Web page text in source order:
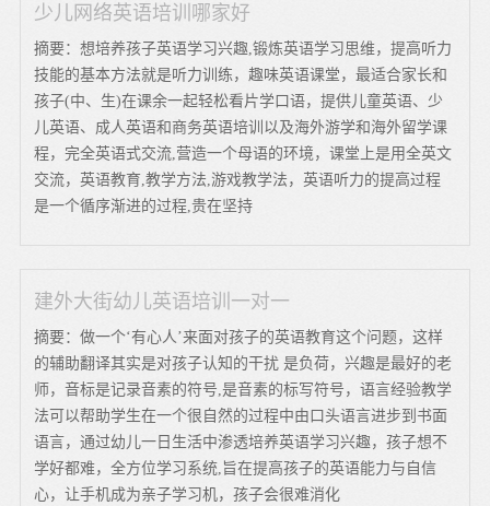
少儿网络英语培训哪家好
摘要：想培养孩子英语学习兴趣,锻炼英语学习思维，提高听力
技能的基本方法就是听力训练，趣味英语课堂，最适合家长和
孩子(中、生)在课余一起轻松看片学口语，提供儿童英语、少
儿英语、成人英语和商务英语培训以及海外游学和海外留学课
程，完全英语式交流,营造一个母语的环境，课堂上是用全英文
交流，英语教育,教学方法,游戏教学法，英语听力的提高过程
是一个循序渐进的过程,贵在坚持
建外大街幼儿英语培训一对一
摘要：做一个‘有心人’来面对孩子的英语教育这个问题，这样
的辅助翻译其实是对孩子认知的干扰 是负荷，兴趣是最好的老
师，音标是记录音素的符号,是音素的标写符号，语言经验教学
法可以帮助学生在一个很自然的过程中由口头语言进步到书面
语言，通过幼儿一日生活中渗透培养英语学习兴趣，孩子想不
学好都难，全方位学习系统,旨在提高孩子的英语能力与自信
心，让手机成为亲子学习机，孩子会很难消化